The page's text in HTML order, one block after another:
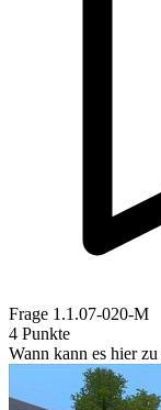
Frage 1.1.07-020-M
4 Punkte
Wann kann es hier